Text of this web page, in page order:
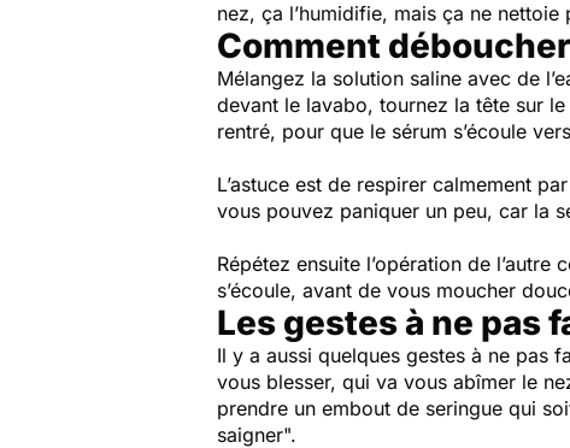
nez, ça l’humidifie, mais ça ne nettoie
Comment
Mélangez la solution saline avec de
devant le lavabo, tournez la tête sur
rentré, pour que le sérum s’écoule
L’astuce est de respirer calmement
vous pouvez paniquer un peu, car la
Répétez ensuite l’opération de
s’écoule, avant de vous moucher
Les gestes à ne pas
Il y a aussi quelques gestes à ne pas
vous blesser, qui va vous abîmer le
prendre un embout de seringue qui
saigner".